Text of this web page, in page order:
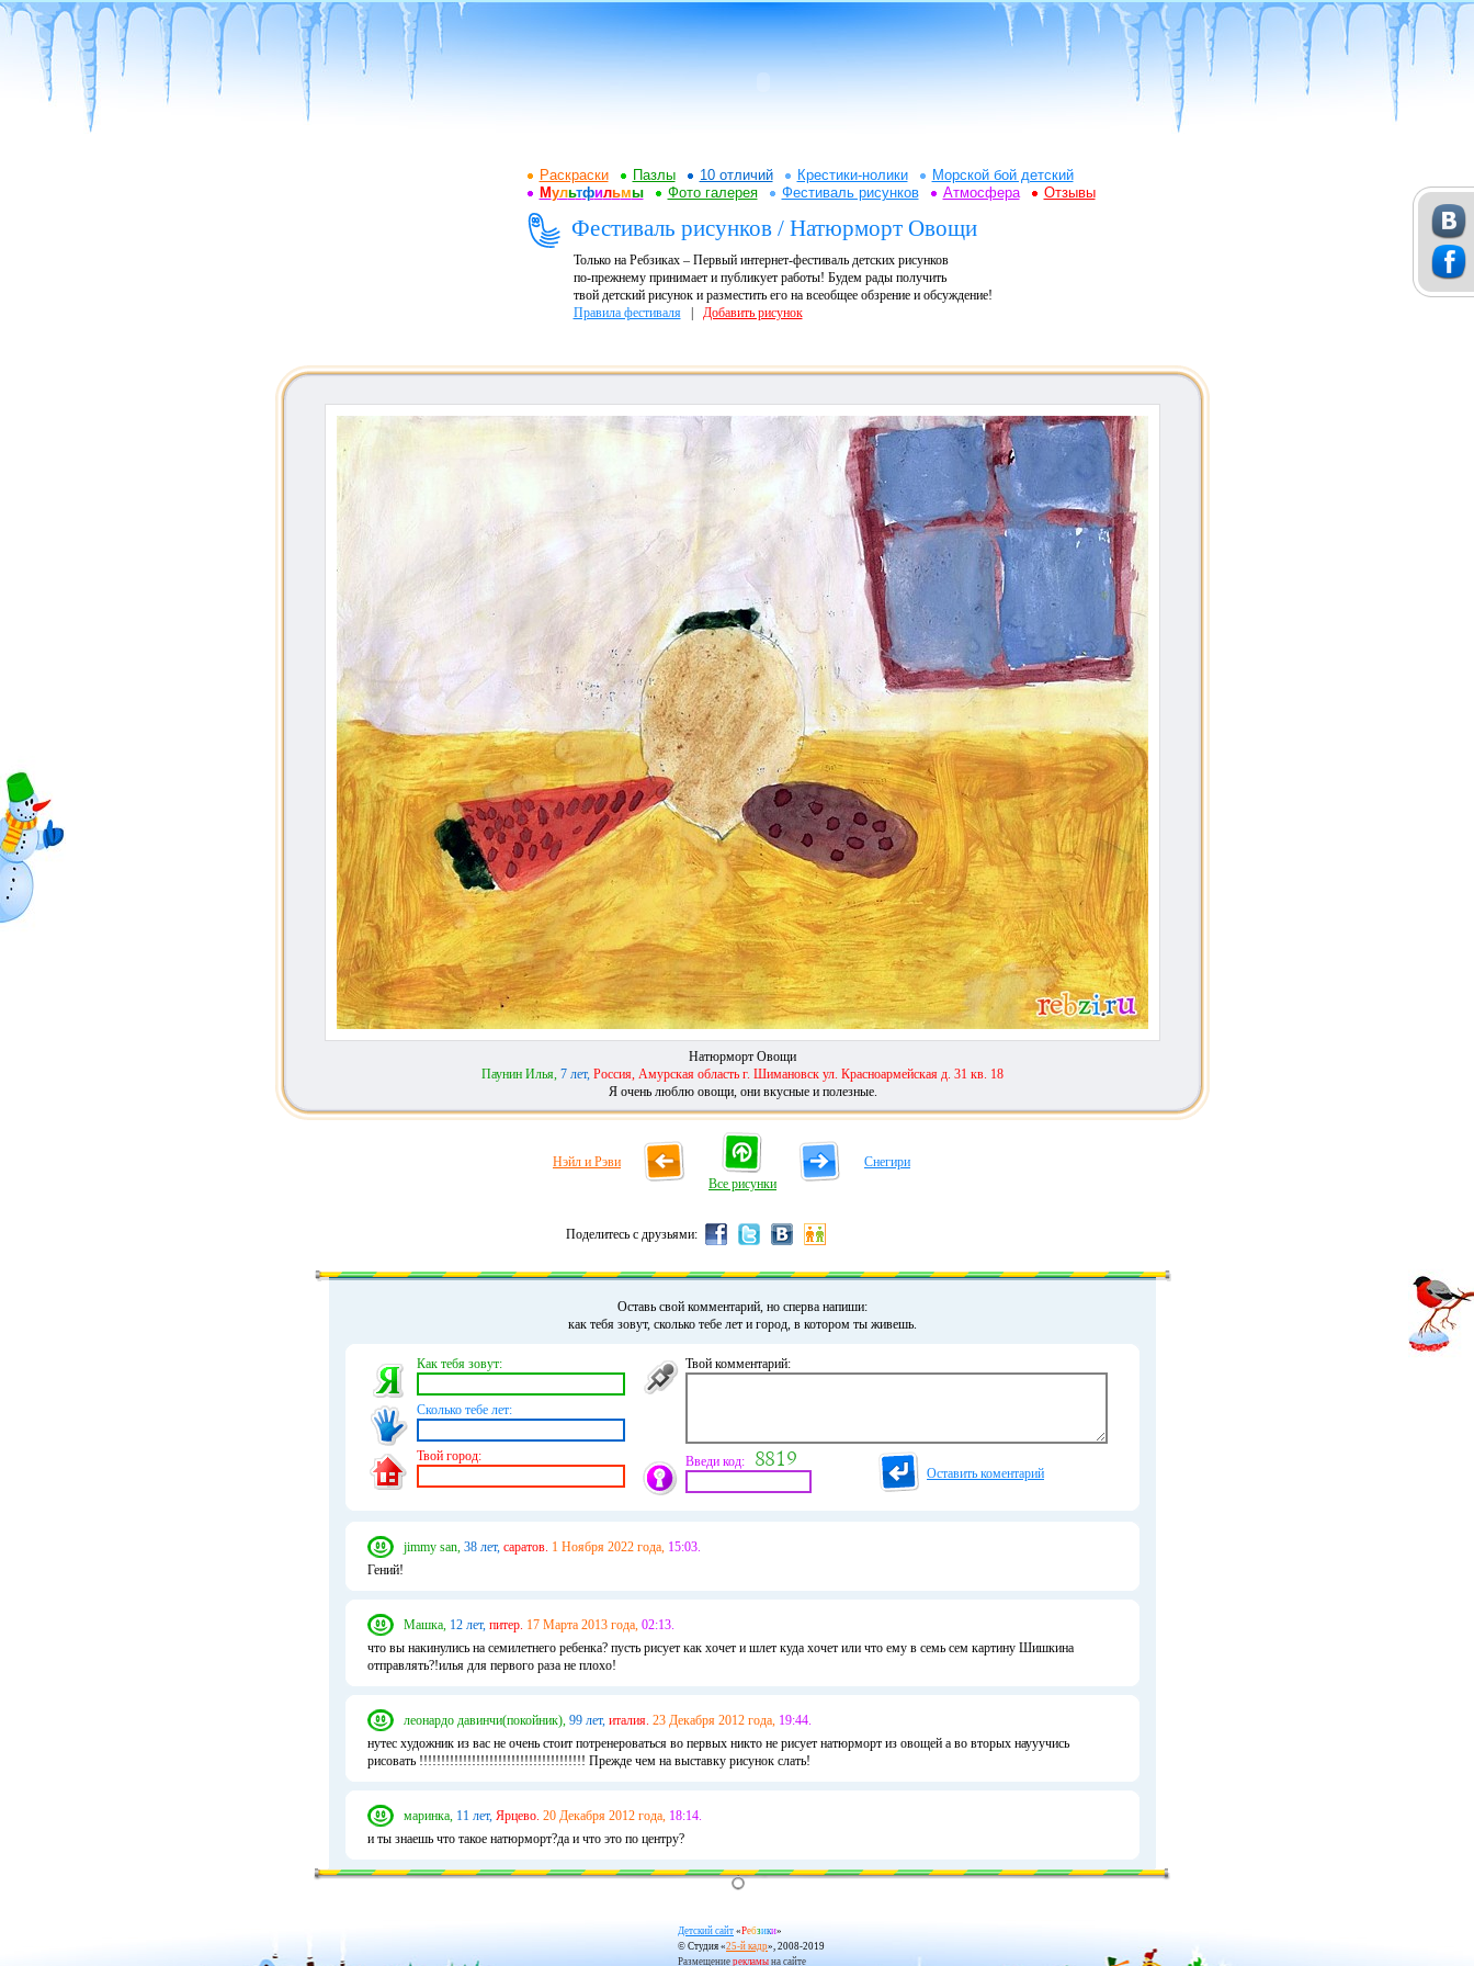
Раскраски Пазлы 10 отличий Крестики-нолики
Морской бой детский
Мультфильмы Фото галерея Фестиваль рисунков Атмосфера Отзывы
Фестиваль рисунков / Натюрморт Овощи
Только на Ребзиках – Первый интернет-фестиваль детских рисунков
по-прежнему принимает и публикует работы! Будем рады получить
твой детский рисунок и разместить его на всеобщее обзрение и обсуждение!
Правила фестиваля| Добавить рисунок
Натюрморт Овощи
Паунин Илья, 7 лет, Россия, Амурская область г. Шимановск ул. Красноармейская д. 31 кв. 18
Я очень люблю овощи, они вкусные и полезные.
Нэйл и Рэви
Все рисунки
Снегири
Поделитесь с друзьями:
Оставь свой комментарий, но сперва напиши:
как тебя зовут, сколько тебе лет и город, в котором ты живешь.
Как тебя зовут:
Сколько тебе лет:
Твой город:
Твой комментарий:
Введи код:
Оставить коментарий
jimmy san, 38 лет, саратов. 1 Ноября 2022 года, 15:03.
Гений!
Машка, 12 лет, питер. 17 Марта 2013 года, 02:13.
что вы накинулись на семилетнего ребенка? пусть рисует как хочет и шлет куда хочет или что ему в семь сем картину Шишкина
отправлять?!илья для первого раза не плохо!
леонардо давинчи(покойник), 99 лет, италия. 23 Декабря 2012 года, 19:44.
нутес художник из вас не очень стоит потренероваться во первых никто не рисует натюрморт из овощей а во вторых наууучись
рисовать !!!!!!!!!!!!!!!!!!!!!!!!!!!!!!!!!!!!!! Прежде чем на выставку рисунок слать!
маринка, 11 лет, Ярцево. 20 Декабря 2012 года, 18:14.
и ты знаешь что такое натюрморт?да и что это по центру?
Детский сайт «Ребзики»
© Студия «25-й кадр», 2008-2019
Размещение рекламы на сайте